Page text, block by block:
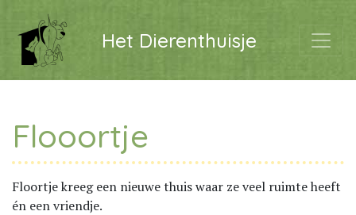
Het Dierenthuisje
Flooortje
Floortje kreeg een nieuwe thuis waar ze veel ruimte heeft
én een vriendje.